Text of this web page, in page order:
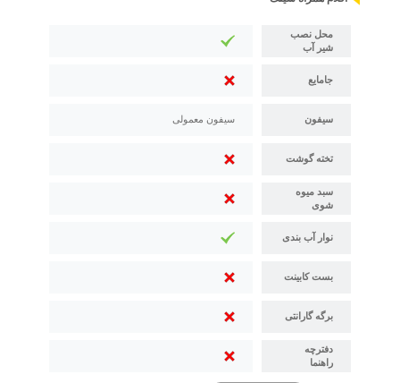
محل نصب
شیر آب
جامایع
سیفون سیفون معمولی
تخته گوشت
سبد میوه
شوی
نوار آب بندی
بست کابینت
برگه گارانتی
دفترچه
راهنما